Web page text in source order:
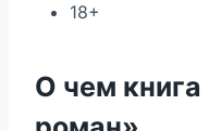
18+
О чем